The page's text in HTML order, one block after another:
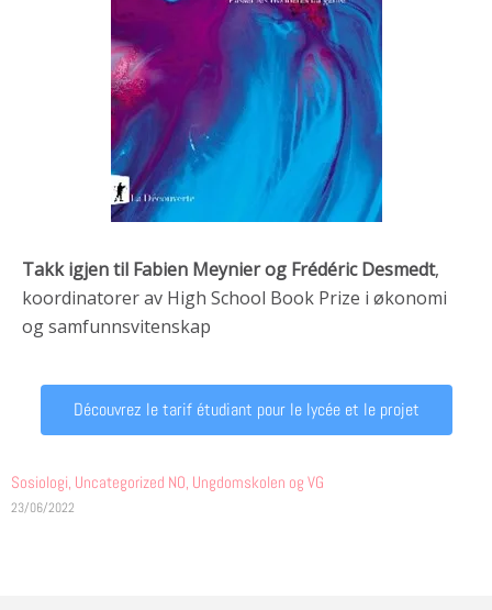
Takk igjen til Fabien Meynier og Frédéric Desmedt,
koordinatorer av High School Book Prize i økonomi
og samfunnsvitenskap
Découvrez le tarif étudiant pour le lycée et le projet
Sosiologi, Uncategorized NO, Ungdomskolen og VG
23/06/2022